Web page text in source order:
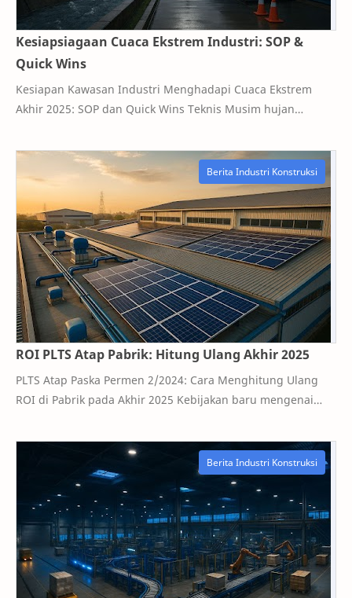
Kesiapsiagaan Cuaca Ekstrem Industri: SOP &
Quick Wins
Kesiapan Kawasan Industri Menghadapi Cuaca Ekstrem
Akhir 2025: SOP dan Quick Wins Teknis Musim hujan
ROI PLTS Atap Pabrik: Hitung Ulang Akhir 2025
PLTS Atap Paska Permen 2/2024: Cara Menghitung Ulang
ROI di Pabrik pada Akhir 2025 Kebijakan baru mengenai